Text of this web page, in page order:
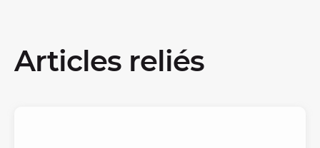
Articles reliés